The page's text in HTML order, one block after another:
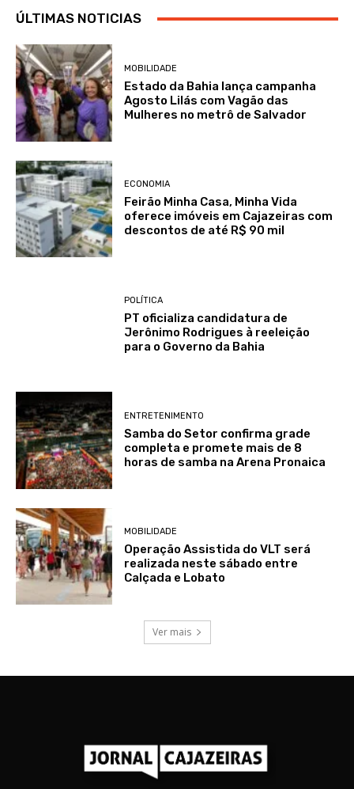
ÚLTIMAS NOTICIAS
MOBILIDADE
Estado da Bahia lança campanha
Agosto Lilás com Vagão das
Mulheres no metrô de Salvador
ECONOMIA
Feirão Minha Casa, Minha Vida
oferece imóveis em Cajazeiras com
descontos de até R$ 90 mil
POLÍTICA
PT oficializa candidatura de
Jerônimo Rodrigues à reeleição
para o Governo da Bahia
ENTRETENIMENTO
Samba do Setor confirma grade
completa e promete mais de 8
horas de samba na Arena Pronaica
MOBILIDADE
Operação Assistida do VLT será
realizada neste sábado entre
Calçada e Lobato
Ver mais